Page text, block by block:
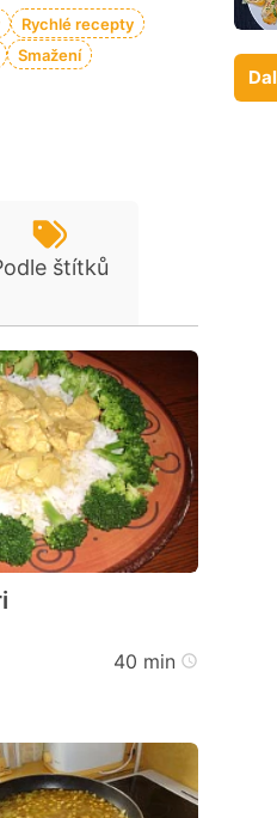
Rychlé recepty
Smažení
štítků
nebyl hodnocen
40 min